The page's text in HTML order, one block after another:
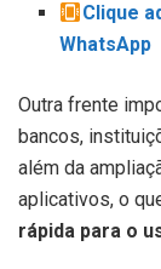
Clique
WhatsApp
Outra frente
bancos,
além da
aplicativos, o
rápida para o